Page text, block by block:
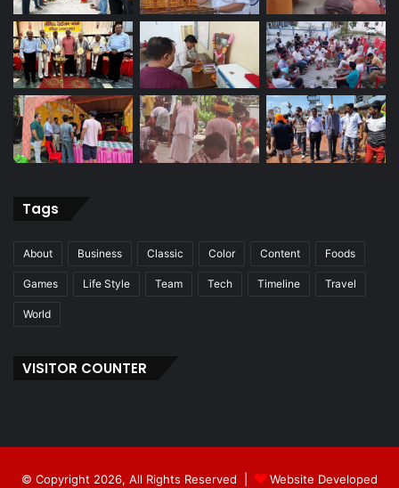
Tags
About Business Classic Color Content Foods
Games Life Style Team Tech Timeline Travel
World
VISITOR COUNTER
© Copyright 2026, All Rights Reserved | Website Developed